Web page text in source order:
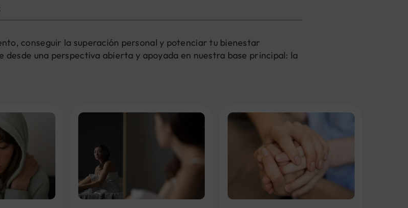
conseguir la superación personal y potenciar tu bienestar
desde una perspectiva abierta y apoyada en nuestra base principal: la